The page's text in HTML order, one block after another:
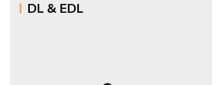
DL & EDL